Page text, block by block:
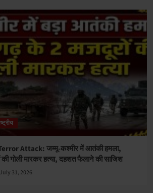
Attack: जम्मू-कश्मीर में आतंकी हमला,
गोली मारकर हत्या, दहशत फैलाने की साजिश
July 31, 2026